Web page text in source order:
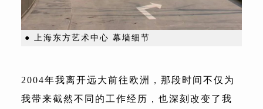
● 上海东方艺术中心 幕墙细节
2004年我离开远大前往欧洲，那段时间不仅为
我带来截然不同的工作经历，也深刻改变了我